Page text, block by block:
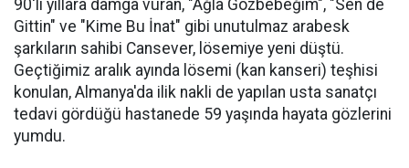
90'lı yıllara damga vuran, "Ağla Gözbebeğim", "Sen de
Gittin" ve "Kime Bu İnat" gibi unutulmaz arabesk
şarkıların sahibi Cansever, lösemiye yeni düştü.
Geçtiğimiz aralık ayında lösemi (kan kanseri) teşhisi
konulan, Almanya'da ilik nakli de yapılan usta sanatçı
tedavi gördüğü hastanede 59 yaşında hayata gözlerini
yumdu.